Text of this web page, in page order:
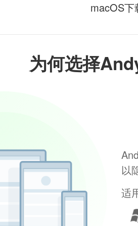
为何选择
以
适
macOS下